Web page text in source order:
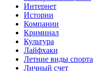
Интернет
Истории
Компании
Криминал
Культура
Лайфхаки
Летние виды спорта
Личный счет